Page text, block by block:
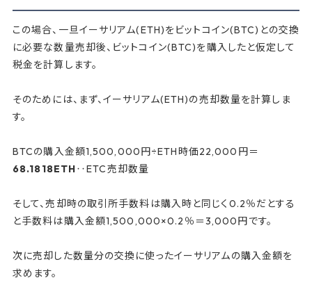
この場合、一旦イーサリアム(ETH)をビットコイン(BTC)との交換
に必要な数量売却後、ビットコイン(BTC)を購入したと仮定して
税金を計算します。
そのためには、まず、イーサリアム(ETH)の売却数量を計算しま
す。
BTCの購入金額1,500,000円÷ETH時価22,000円＝
68.1818ETH‥ETC売却数量
そして、売却時の取引所手数料は購入時と同じく0.2％だとする
と手数料は購入金額1,500,000×0.2％＝3,000円です。
次に売却した数量分の交換に使ったイーサリアムの購入金額を
求めます。